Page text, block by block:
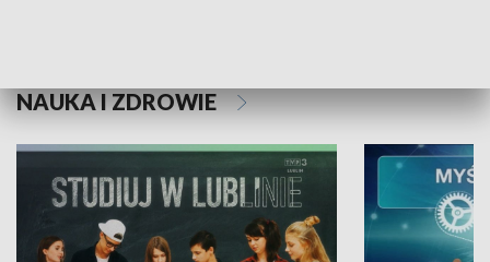
NAUKA I ZDROWIE